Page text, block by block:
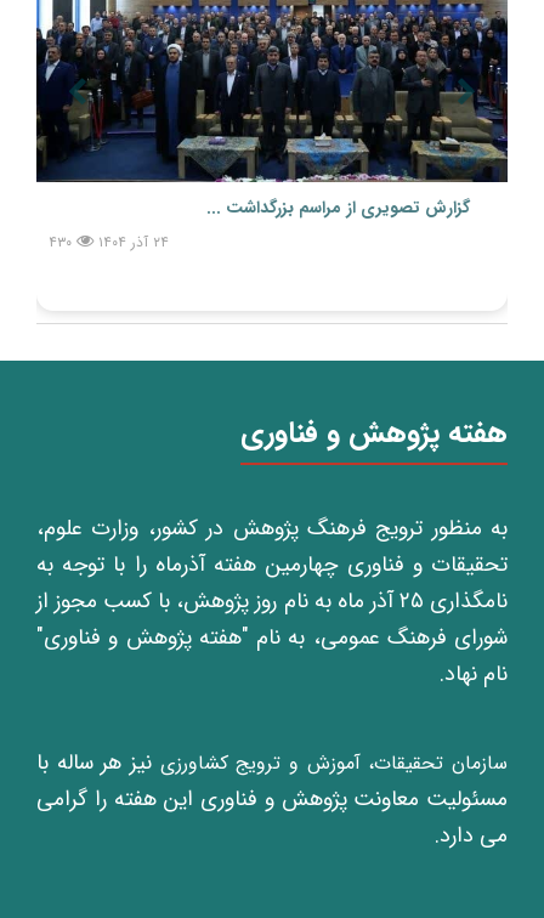
گزارش تصویری از مراسم بزرگداشت ...
۲۴ آذر ۱۴۰۴ ۴۳۰
هفته پژوهش و فناوری
به منظور ترویج فرهنگ پژوهش در کشور، وزارت علوم،
تحقیقات و فناوری چهارمین هفته آذرماه را با توجه به
نامگذاری ۲۵ آذر ماه به نام روز پژوهش، با کسب مجوز از
شورای فرهنگ عمومی، به نام "هفته پژوهش و فناوری"
نام نهاد.
سازمان تحقیقات، آموزش و ترویج کشاورزی نیز هر ساله با
مسئولیت معاونت پژوهش و فناوری این هفته را گرامی
می دارد.